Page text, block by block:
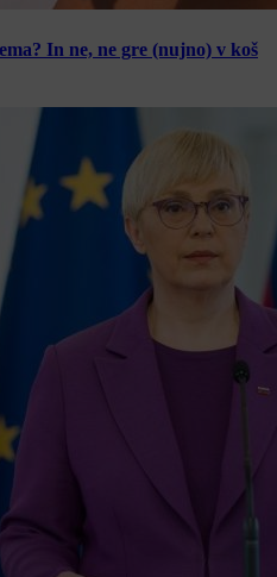
In ne, ne gre (nujno) v koš